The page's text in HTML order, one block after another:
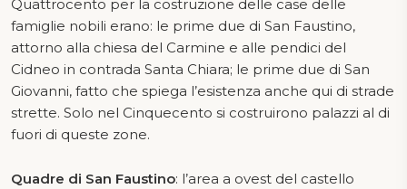
Quattrocento per la costruzione delle case delle
famiglie nobili erano: le prime due di San Faustino,
attorno alla chiesa del Carmine e alle pendici del
Cidneo in contrada Santa Chiara; le prime due di San
Giovanni, fatto che spiega l’esistenza anche qui di strade
strette. Solo nel Cinquecento si costruirono palazzi al di
fuori di queste zone.
Quadre di San Faustino: l’area a ovest del castello